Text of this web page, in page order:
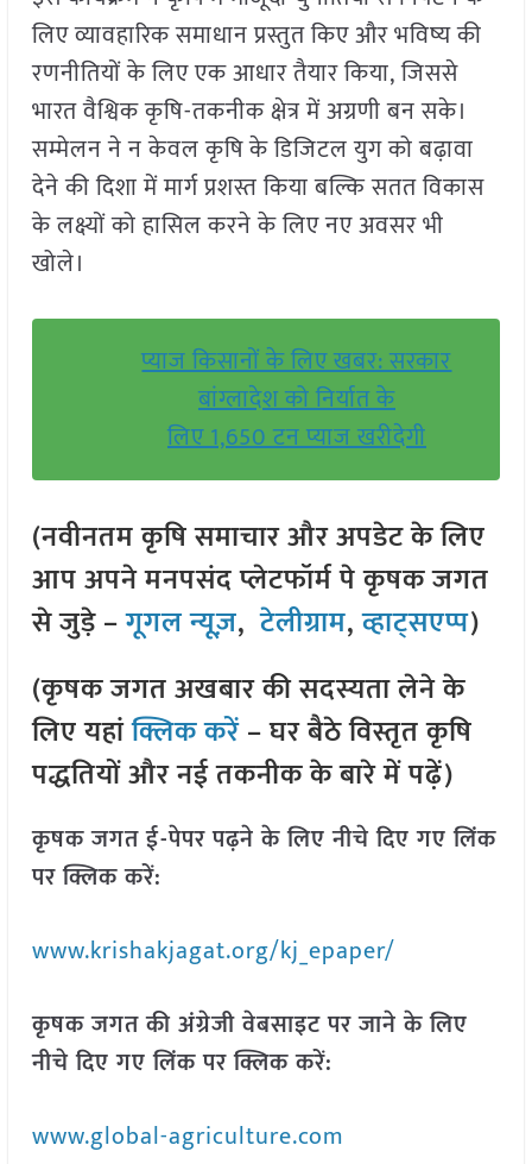
लिए व्यावहारिक समाधान प्रस्तुत किए और भविष्य की
रणनीतियों के लिए एक आधार तैयार किया, जिससे
भारत वैश्विक कृषि-तकनीक क्षेत्र में अग्रणी बन सके।
सम्मेलन ने न केवल कृषि के डिजिटल युग को बढ़ावा
देने की दिशा में मार्ग प्रशस्त किया बल्कि सतत विकास
के लक्ष्यों को हासिल करने के लिए नए अवसर भी
खोले।
प्याज किसानों के लिए खबर: सरकार
बांग्लादेश को निर्यात के
लिए 1,650 टन प्याज खरीदेगी
(नवीनतम कृषि समाचार और अपडेट के लिए
आप अपने मनपसंद प्लेटफॉर्म पे कृषक जगत
से जुड़े –गूगल न्यूज़,टेलीग्राम,व्हाट्सएप्प)
(कृषक जगत अखबार की सदस्यता लेने के
लिए यहांक्लिक करें– घर बैठे विस्तृत कृषि
पद्धतियों और नई तकनीक के बारे में पढ़ें)
कृषक जगत ई-पेपर पढ़ने के लिए नीचे दिए गए लिंक
पर क्लिक करें:
www.krishakjagat.org/kj_epaper/
कृषक जगत की अंग्रेजी वेबसाइट पर जाने के लिए
नीचे दिए गए लिंक पर क्लिक करें:
www.global-agriculture.com